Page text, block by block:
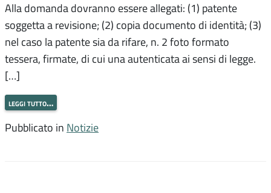
Alla domanda dovranno essere allegati: (1) patente
soggetta a revisione; (2) copia documento di identità; (3)
nel caso la patente sia da rifare, n. 2 foto formato
tessera, firmate, di cui una autenticata ai sensi di legge.
[…]
leggi tutto…
Pubblicato in Notizie